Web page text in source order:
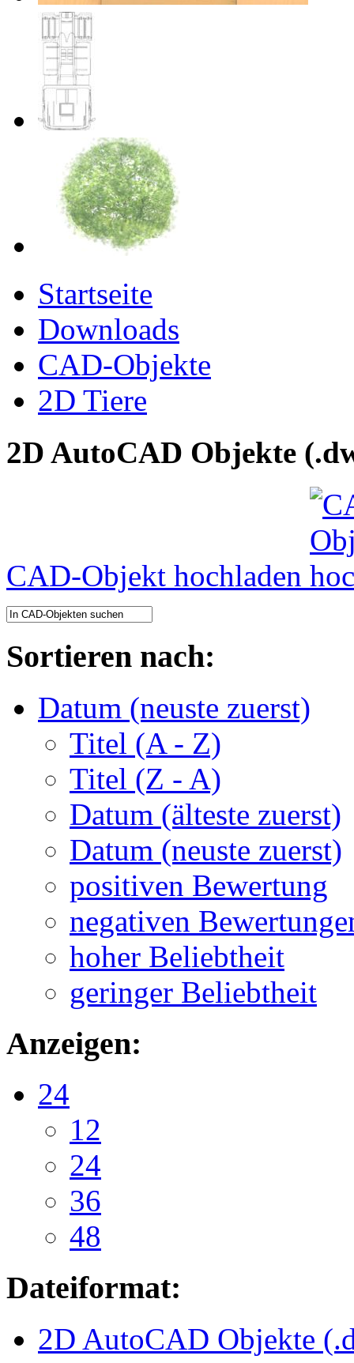
Startseite
Downloads
CAD-Objekte
2D Tiere
2D AutoCAD Objekte
CAD-Objekt hochladen
Sortieren nach:
Datum (neuste zuerst)
Titel (A - Z)
Titel (Z - A)
Datum (älteste zuerst)
Datum (neuste zuerst)
positiven Bewertung
negativen
hoher Beliebtheit
geringer Beliebtheit
Anzeigen:
24
12
24
36
48
Dateiformat:
2D AutoCAD Objekte